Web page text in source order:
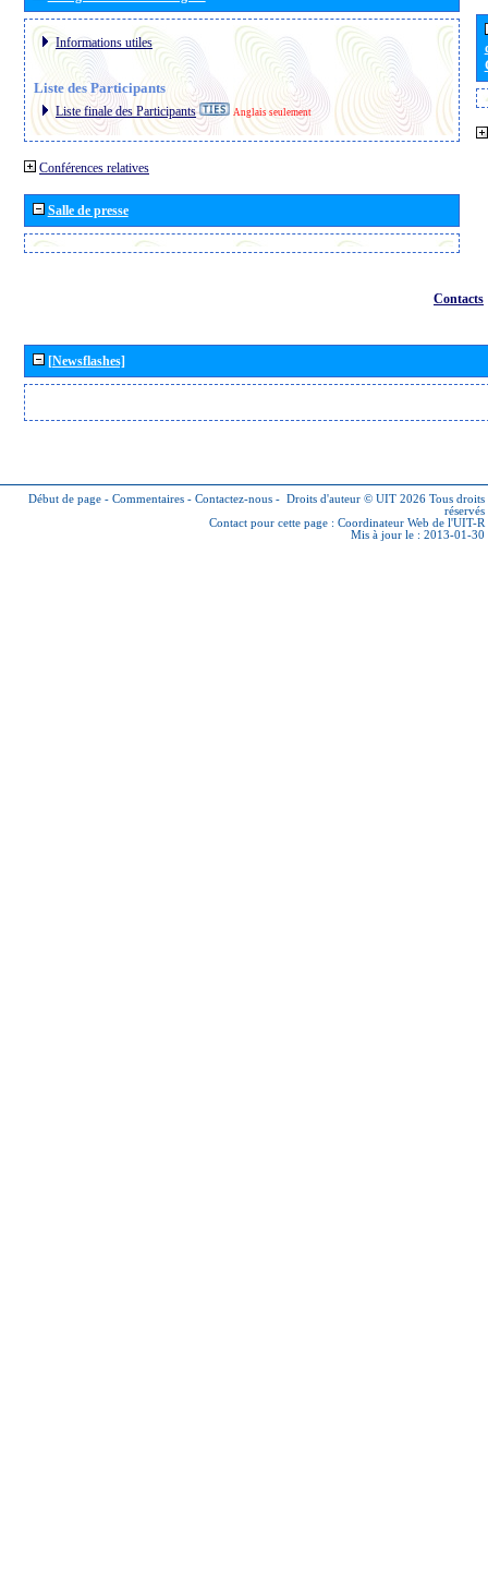
Informations utiles
Liste des Participants
Liste finale des Participants Anglais seulement
Conférences relatives
Salle de presse
Contacts
[Newsflashes]
Début de page - Commentaires - Contactez-nous - Droits d'auteur © UIT 2026 Tous droits
réservés
Contact pour cette page : Coordinateur Web de l'UIT-R
Mis à jour le : 2013-01-30